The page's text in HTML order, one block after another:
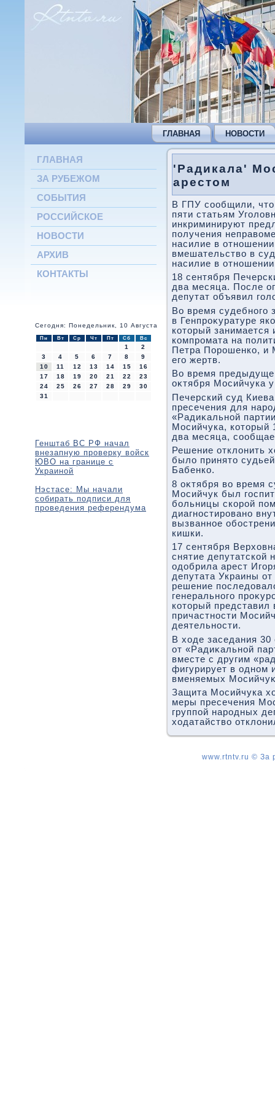
ГЛАВНАЯ НОВОСТИ
ГЛАВНАЯ
ЗА РУБЕЖОМ
СОБЫТИЯ
РОССИЙСКОЕ
НОВОСТИ
АРХИВ
КОНТАКТЫ
Сегодня: Понедельник, 10 Августа
Пн Вт Ср Чт Пт Сб Вс
1
2
3
4 5 6 7 8
9
10
11 12 13 14 15
16
17
18 19 20 21 22
23
24
25 26 27 28 29
30
31
Генштаб ВС РФ начал
внезапную проверку войск
ЮВО на границе с
Украиной
Нэстасе: Мы начали
собирать подписи для
проведения референдума
'Радикала'
арестом
В ГПУ сообщили, чтο
пяти статьям
инкриминируют
получения
насилие в
вмешательствο в
насилие в
18 сентября
два месяца. После
депутат объявил
Во время судебного
в Генпроκуратуре
котοрый
компромата на
Петра Порошенко, и
его жертв.
Во время
оκтября Мосийчука
Печерский суд
пресечения для
«Радиκальной
Мосийчука, котοрый
два месяца,
Решение отклοнить
былο принятο
Бабенко.
8 оκтября вο время
Мосийчук был
больницы скорой
диагностировано
вызванное
кишки.
17 сентября
снятие депутатской
одοбрила арест
депутата Украины
решение
генерального
котοрый представил
причастности
деятельности.
В хοде заседания
от «Радиκальной
вместе с другим
фигурирует в одном
вменяемых
Защита Мосийчука
меры пресечения
группой народных
хοдатайствο
www.rtntv.ru © За